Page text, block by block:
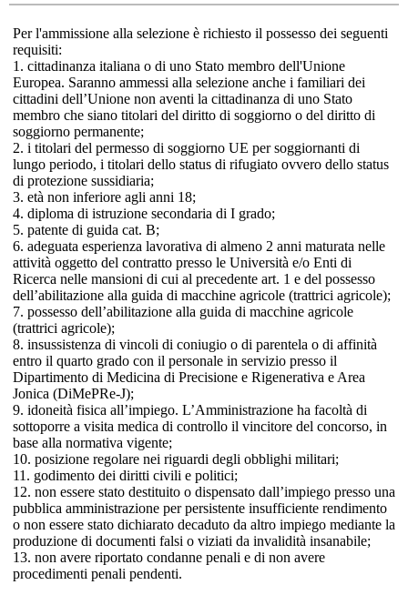
Per l'ammissione alla selezione è richiesto il possesso dei seguenti
requisiti:
1. cittadinanza italiana o di uno Stato membro dell'Unione
Europea. Saranno ammessi alla selezione anche i familiari dei
cittadini dell’Unione non aventi la cittadinanza di uno Stato
membro che siano titolari del diritto di soggiorno o del diritto di
soggiorno permanente;
2. i titolari del permesso di soggiorno UE per soggiornanti di
lungo periodo, i titolari dello status di rifugiato ovvero dello status
di protezione sussidiaria;
3. età non inferiore agli anni 18;
4. diploma di istruzione secondaria di I grado;
5. patente di guida cat. B;
6. adeguata esperienza lavorativa di almeno 2 anni maturata nelle
attività oggetto del contratto presso le Università e/o Enti di
Ricerca nelle mansioni di cui al precedente art. 1 e del possesso
dell’abilitazione alla guida di macchine agricole (trattrici agricole);
7. possesso dell’abilitazione alla guida di macchine agricole
(trattrici agricole);
8. insussistenza di vincoli di coniugio o di parentela o di affinità
entro il quarto grado con il personale in servizio presso il
Dipartimento di Medicina di Precisione e Rigenerativa e Area
Jonica (DiMePRe-J);
9. idoneità fisica all’impiego. L’Amministrazione ha facoltà di
sottoporre a visita medica di controllo il vincitore del concorso, in
base alla normativa vigente;
10. posizione regolare nei riguardi degli obblighi militari;
11. godimento dei diritti civili e politici;
12. non essere stato destituito o dispensato dall’impiego presso una
pubblica amministrazione per persistente insufficiente rendimento
o non essere stato dichiarato decaduto da altro impiego mediante la
produzione di documenti falsi o viziati da invalidità insanabile;
13. non avere riportato condanne penali e di non avere
procedimenti penali pendenti.